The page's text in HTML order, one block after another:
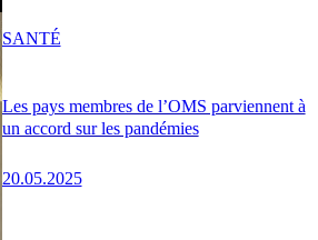
Les pays membres de l’OMS parviennent à
un accord sur les pandémies
20.05.2025
SANTÉ